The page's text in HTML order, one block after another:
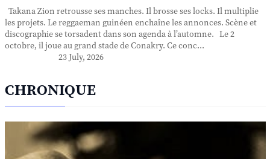
Takana Zion retrousse ses manches. Il brosse ses locks. Il multiplie
les projets. Le reggaeman guinéen enchaîne les annonces. Scène et
discographie se torsadent dans son agenda à l’automne. Le 2
octobre, il joue au grand stade de Conakry. Ce conc...
23 July, 2026
CHRONIQUE